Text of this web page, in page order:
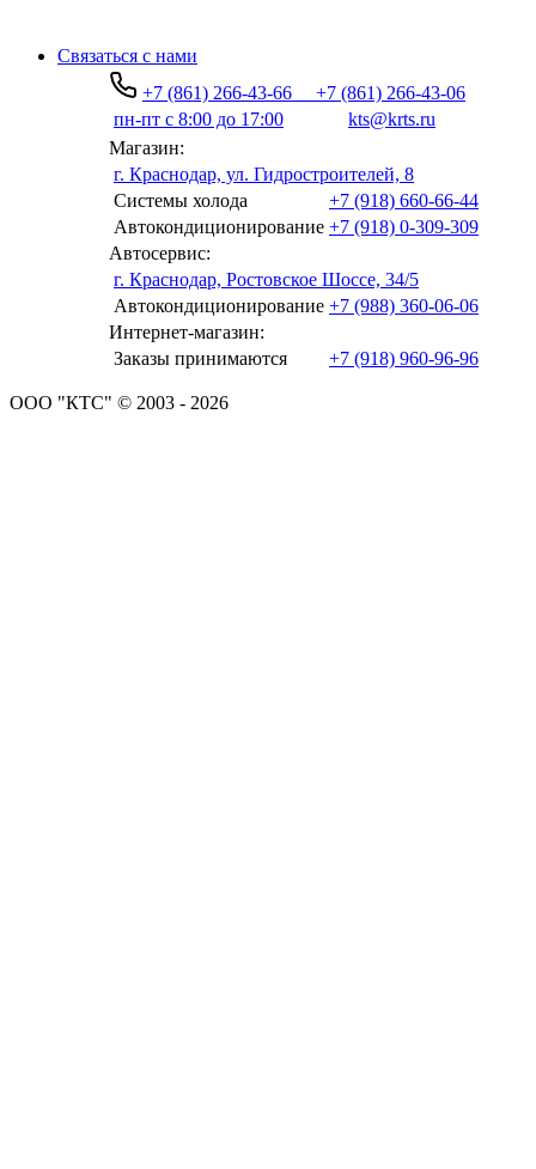
Связаться с нами
+7 (861) 266-43-66
+7 (861) 266-43-06
пн-пт с 8:00 до 17:00
kts@krts.ru
Магазин:
г. Краснодар, ул. Гидростроителей, 8
Системы холода
+7 (918) 660-66-44
Автокондиционирование +7 (918) 0-309-309
Автосервис:
г. Краснодар, Ростовское Шоссе, 34/5
Автокондиционирование +7 (988) 360-06-06
Интернет-магазин:
Заказы принимаются
+7 (918) 960-96-96
ООО "КТС" © 2003 - 2026